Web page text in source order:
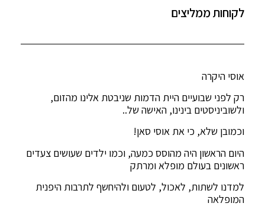
לקוחות ממליצים
אוסי היקרה
רק לפני שבועיים היית הדמות שניבטת אלינו מהזום,
ולשוביניסטים בינינו, האישה של..
וכמובן שלא, כי את אוסי סאן!
היום הראשון היה מהוסס כמעה, וכמו ילדים שעושים צעדים
ראשונים בעולם מופלא ומרתק
למדנו לשתות, לאכול, לטעום ולהיחשף לתרבות היפנית
המופלאה